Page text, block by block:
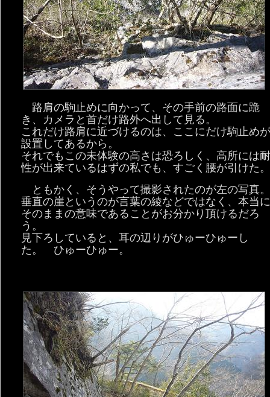
路肩の駒止めに向かって、その手前の路面に跪
き、カメラと首だけ路外へ出して見る。
これだけ路肩に近づけるのは、ここにだけ駒止め
設置してあるから。
それでもこの未体験の高さは恐ろしく、高所には
性が出来ているはずの私でも、すごく腰が引けた
ともかく、そうやって撮影されたのが左の写真
垂直の崖というのが言葉の綾などではなく、本当
そのままの意味であることがお分かり頂けるだろ
う。
見下ろしていると、耳の辺りがひゅーひゅーし
た。 ひゅーひゅー。